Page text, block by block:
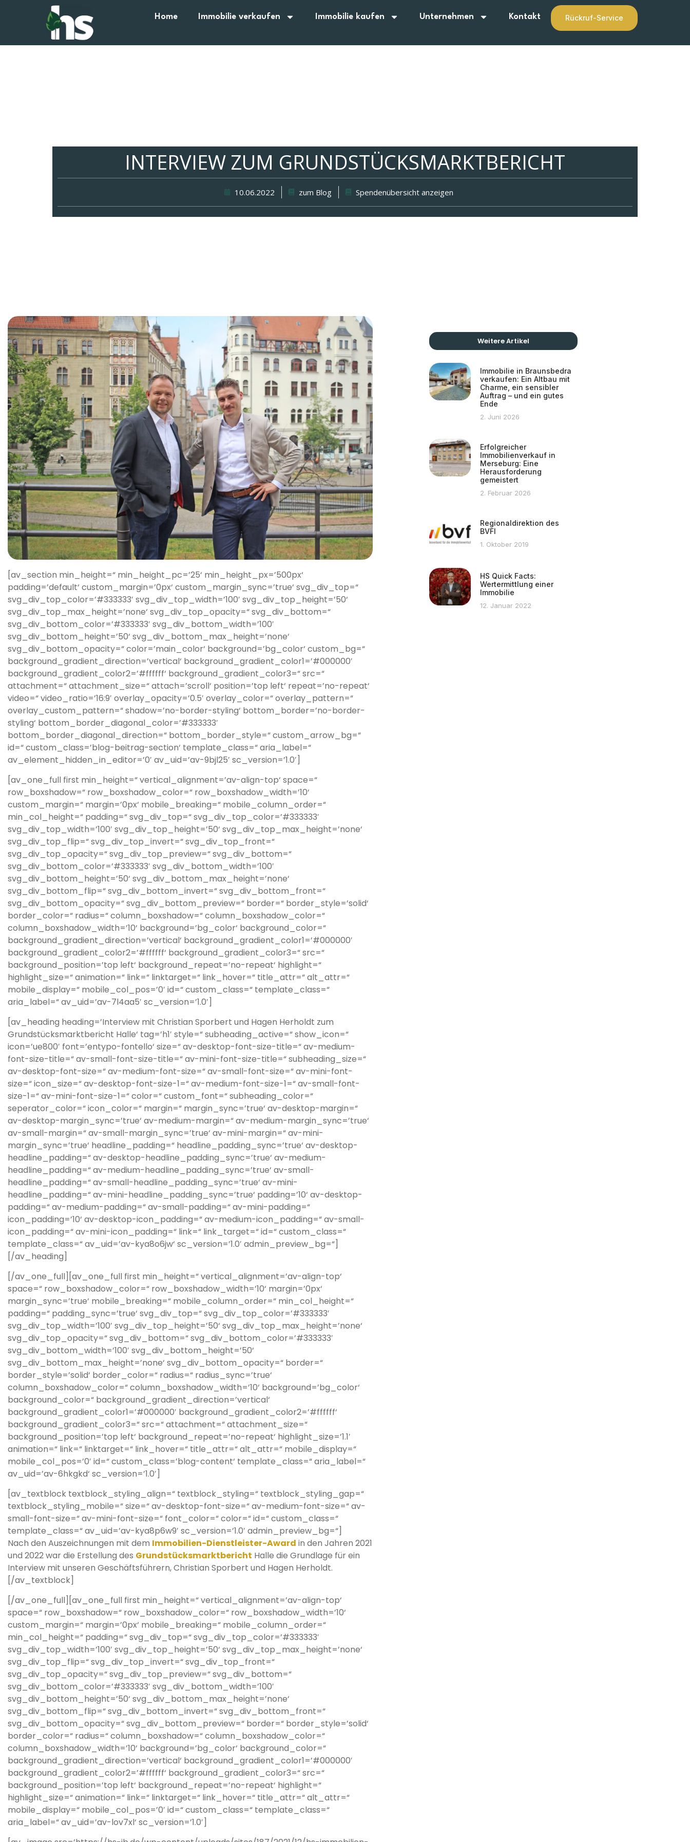
Home Immobilie verkaufen Immobilie kaufen Unternehmen Kontakt Rückruf-Service
INTERVIEW ZUM GRUNDSTÜCKSMARKTBERICHT
10.06.2022 zum Blog Spendenübersicht anzeigen
[av_section min_height=“ min_height_pc=’25‘ min_height_px=’500px‘
padding=’default‘ custom_margin=’0px‘ custom_margin_sync=’true‘ svg_div_top=“
svg_div_top_color=’#333333′ svg_div_top_width=’100′ svg_div_top_height=’50‘
svg_div_top_max_height=’none‘ svg_div_top_opacity=“ svg_div_bottom=“
svg_div_bottom_color=’#333333′ svg_div_bottom_width=’100′
svg_div_bottom_height=’50‘ svg_div_bottom_max_height=’none‘
svg_div_bottom_opacity=“ color=’main_color‘ background=’bg_color‘ custom_bg=“
background_gradient_direction=’vertical‘ background_gradient_color1=’#000000′
background_gradient_color2=’#ffffff‘ background_gradient_color3=“ src=“
attachment=“ attachment_size=“ attach=’scroll‘ position=’top left‘ repeat=’no-repeat‘
video=“ video_ratio=’16:9′ overlay_opacity=’0.5′ overlay_color=“ overlay_pattern=“
overlay_custom_pattern=“ shadow=’no-border-styling‘ bottom_border=’no-border-
styling‘ bottom_border_diagonal_color=’#333333′
bottom_border_diagonal_direction=“ bottom_border_style=“ custom_arrow_bg=“
id=“ custom_class=’blog-beitrag-section‘ template_class=“ aria_label=“
av_element_hidden_in_editor=’0′ av_uid=’av-9bjl25′ sc_version=’1.0′]
[av_one_full first min_height=“ vertical_alignment=’av-align-top‘ space=“
row_boxshadow=“ row_boxshadow_color=“ row_boxshadow_width=’10‘
custom_margin=“ margin=’0px‘ mobile_breaking=“ mobile_column_order=“
min_col_height=“ padding=“ svg_div_top=“ svg_div_top_color=’#333333′
svg_div_top_width=’100′ svg_div_top_height=’50‘ svg_div_top_max_height=’none‘
svg_div_top_flip=“ svg_div_top_invert=“ svg_div_top_front=“
svg_div_top_opacity=“ svg_div_top_preview=“ svg_div_bottom=“
svg_div_bottom_color=’#333333′ svg_div_bottom_width=’100′
svg_div_bottom_height=’50‘ svg_div_bottom_max_height=’none‘
svg_div_bottom_flip=“ svg_div_bottom_invert=“ svg_div_bottom_front=“
svg_div_bottom_opacity=“ svg_div_bottom_preview=“ border=“ border_style=’solid‘
border_color=“ radius=“ column_boxshadow=“ column_boxshadow_color=“
column_boxshadow_width=’10‘ background=’bg_color‘ background_color=“
background_gradient_direction=’vertical‘ background_gradient_color1=’#000000′
background_gradient_color2=’#ffffff‘ background_gradient_color3=“ src=“
background_position=’top left‘ background_repeat=’no-repeat‘ highlight=“
highlight_size=“ animation=“ link=“ linktarget=“ link_hover=“ title_attr=“ alt_attr=“
mobile_display=“ mobile_col_pos=’0′ id=“ custom_class=“ template_class=“
aria_label=“ av_uid=’av-7l4aa5′ sc_version=’1.0′]
[av_heading heading=’Interview mit Christian Sporbert und Hagen Herholdt zum
Grundstücksmarktbericht Halle‘ tag=’h1′ style=“ subheading_active=“ show_icon=“
icon=’ue800′ font=’entypo-fontello‘ size=“ av-desktop-font-size-title=“ av-medium-
font-size-title=“ av-small-font-size-title=“ av-mini-font-size-title=“ subheading_size=“
av-desktop-font-size=“ av-medium-font-size=“ av-small-font-size=“ av-mini-font-
size=“ icon_size=“ av-desktop-font-size-1=“ av-medium-font-size-1=“ av-small-font-
size-1=“ av-mini-font-size-1=“ color=“ custom_font=“ subheading_color=“
seperator_color=“ icon_color=“ margin=“ margin_sync=’true‘ av-desktop-margin=“
av-desktop-margin_sync=’true‘ av-medium-margin=“ av-medium-margin_sync=’true‘
av-small-margin=“ av-small-margin_sync=’true‘ av-mini-margin=“ av-mini-
margin_sync=’true‘ headline_padding=“ headline_padding_sync=’true‘ av-desktop-
headline_padding=“ av-desktop-headline_padding_sync=’true‘ av-medium-
headline_padding=“ av-medium-headline_padding_sync=’true‘ av-small-
headline_padding=“ av-small-headline_padding_sync=’true‘ av-mini-
headline_padding=“ av-mini-headline_padding_sync=’true‘ padding=’10‘ av-desktop-
padding=“ av-medium-padding=“ av-small-padding=“ av-mini-padding=“
icon_padding=’10‘ av-desktop-icon_padding=“ av-medium-icon_padding=“ av-small-
icon_padding=“ av-mini-icon_padding=“ link=“ link_target=“ id=“ custom_class=“
template_class=“ av_uid=’av-kya8o6jw‘ sc_version=’1.0′ admin_preview_bg=“]
[/av_heading]
[/av_one_full][av_one_full first min_height=“ vertical_alignment=’av-align-top‘
space=“ row_boxshadow_color=“ row_boxshadow_width=’10‘ margin=’0px‘
margin_sync=’true‘ mobile_breaking=“ mobile_column_order=“ min_col_height=“
padding=“ padding_sync=’true‘ svg_div_top=“ svg_div_top_color=’#333333′
svg_div_top_width=’100′ svg_div_top_height=’50‘ svg_div_top_max_height=’none‘
svg_div_top_opacity=“ svg_div_bottom=“ svg_div_bottom_color=’#333333′
svg_div_bottom_width=’100′ svg_div_bottom_height=’50‘
svg_div_bottom_max_height=’none‘ svg_div_bottom_opacity=“ border=“
border_style=’solid‘ border_color=“ radius=“ radius_sync=’true‘
column_boxshadow_color=“ column_boxshadow_width=’10‘ background=’bg_color‘
background_color=“ background_gradient_direction=’vertical‘
background_gradient_color1=’#000000′ background_gradient_color2=’#ffffff‘
background_gradient_color3=“ src=“ attachment=“ attachment_size=“
background_position=’top left‘ background_repeat=’no-repeat‘ highlight_size=’1.1′
animation=“ link=“ linktarget=“ link_hover=“ title_attr=“ alt_attr=“ mobile_display=“
mobile_col_pos=’0′ id=“ custom_class=’blog-content‘ template_class=“ aria_label=“
av_uid=’av-6hkgkd‘ sc_version=’1.0′]
[av_textblock textblock_styling_align=“ textblock_styling=“ textblock_styling_gap=“
textblock_styling_mobile=“ size=“ av-desktop-font-size=“ av-medium-font-size=“ av-
small-font-size=“ av-mini-font-size=“ font_color=“ color=“ id=“ custom_class=“
template_class=“ av_uid=’av-kya8p6w9′ sc_version=’1.0′ admin_preview_bg=“]
Nach den Auszeichnungen mit dem Immobilien-Dienstleister-Award in den Jahren 2021
und 2022 war die Erstellung des Grundstücksmarktbericht Halle die Grundlage für ein
Interview mit unseren Geschäftsführern, Christian Sporbert und Hagen Herholdt.
[/av_textblock]
[/av_one_full][av_one_full first min_height=“ vertical_alignment=’av-align-top‘
space=“ row_boxshadow=“ row_boxshadow_color=“ row_boxshadow_width=’10‘
custom_margin=“ margin=’0px‘ mobile_breaking=“ mobile_column_order=“
min_col_height=“ padding=“ svg_div_top=“ svg_div_top_color=’#333333′
svg_div_top_width=’100′ svg_div_top_height=’50‘ svg_div_top_max_height=’none‘
svg_div_top_flip=“ svg_div_top_invert=“ svg_div_top_front=“
svg_div_top_opacity=“ svg_div_top_preview=“ svg_div_bottom=“
svg_div_bottom_color=’#333333′ svg_div_bottom_width=’100′
svg_div_bottom_height=’50‘ svg_div_bottom_max_height=’none‘
svg_div_bottom_flip=“ svg_div_bottom_invert=“ svg_div_bottom_front=“
svg_div_bottom_opacity=“ svg_div_bottom_preview=“ border=“ border_style=’solid‘
border_color=“ radius=“ column_boxshadow=“ column_boxshadow_color=“
column_boxshadow_width=’10‘ background=’bg_color‘ background_color=“
background_gradient_direction=’vertical‘ background_gradient_color1=’#000000′
background_gradient_color2=’#ffffff‘ background_gradient_color3=“ src=“
background_position=’top left‘ background_repeat=’no-repeat‘ highlight=“
highlight_size=“ animation=“ link=“ linktarget=“ link_hover=“ title_attr=“ alt_attr=“
mobile_display=“ mobile_col_pos=’0′ id=“ custom_class=“ template_class=“
aria_label=“ av_uid=’av-lov7xl‘ sc_version=’1.0′]
Weitere Artikel
Immobilie in Braunsbedra
verkaufen: Ein Altbau mit
Charme, ein sensibler
Auftrag – und ein gutes
Ende
2. Juni 2026
Erfolgreicher
Immobilienverkauf in
Merseburg: Eine
Herausforderung
gemeistert
2. Februar 2026
Regionaldirektion des
BVFI
1. Oktober 2019
HS Quick Facts:
Wertermittlung einer
Immobilie
12. Januar 2022